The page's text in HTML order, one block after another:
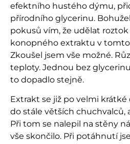
efektního hustého dýmu,
přírodního glycerinu.
pokusů vím, že udělat
konopného extraktu v
Zkoušel jsem vše možné.
teploty. Jednou bez
to dopadlo stejně.
Extrakt se již po velmi
do stále větších chuchvalců,
Při tom se nalepil na stěny
vše skončilo. Při potáhnutí